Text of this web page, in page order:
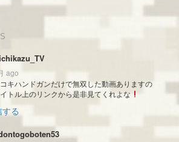
ago
キハンドガンだけで無双した動画ありますの
トル上のリンクから是非見てくれよな
る